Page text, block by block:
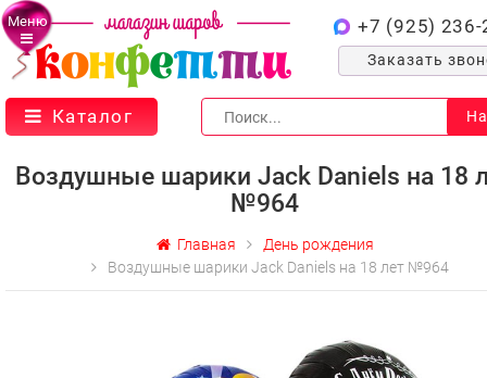
Меню +7 (925) 236-
Заказать
Каталог
Воздушные шарики Jack Daniels на 18
№964
Главная
День рождения
Воздушные шарики Jack Daniels на 18 лет №964